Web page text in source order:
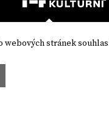
stránek